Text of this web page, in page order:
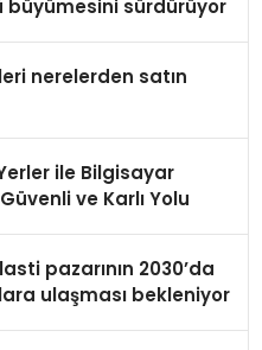
büyümesini sürdürüyor
nerelerden satın
ile Bilgisayar
ve Karlı Yolu
pazarının 2030’da
ulaşması bekleniyor